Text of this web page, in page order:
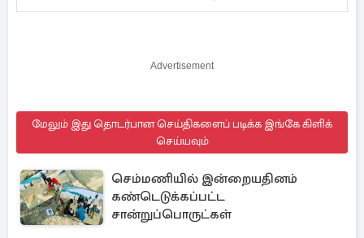
Advertisement
மேலும் இது தொடர்பான செய்திகளைப் படிக்க இங்கே கிளிக்
செய்யவும்
செம்மணியில் இன்றையதினம்
கண்டெடுக்கப்பட்ட
சான்றுப்பொருட்கள்